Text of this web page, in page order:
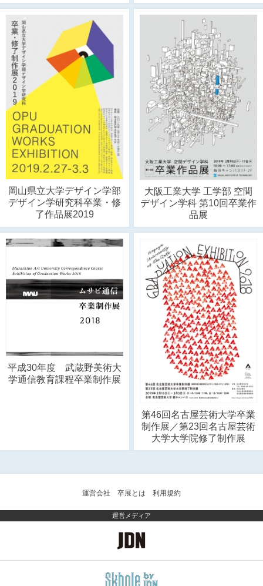
岡山県立大学デザイン学部
デザイン学研究科卒業・修
了作品展2019
大阪工業大学 工学部 空間
デザイン学科 第10回卒業作
品展
平成30年度 武蔵野美術大
学通信教育課程卒業制作展
第46回名古屋芸術大学卒業
制作展／第23回名古屋芸術
大学大学院修了制作展
運営会社 卒展とは 利用規約
運営メディア